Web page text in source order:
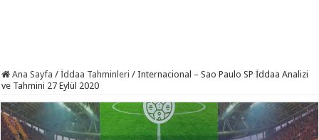
Ana Sayfa / İddaa Tahminleri / Internacional – Sao Paulo SP İddaa Analizi
ve Tahmini 27 Eylül 2020